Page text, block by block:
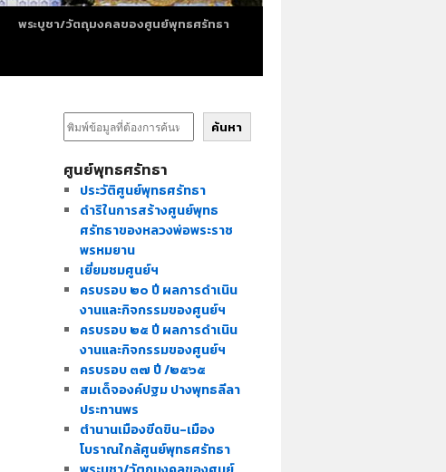
พระบูชา/วัตถุมงคลของศูนย์พุทธศรัทธา
ค้นหา
ศูนย์พุทธศรัทธา
ประวัติศูนย์พุทธศรัทธา
ดำริในการสร้างศูนย์พุทธ
ศรัทธาของหลวงพ่อพระราช
พรหมยาน
เยี่ยมชมศูนย์ฯ
ครบรอบ ๒๐ ปี ผลการดำเนิน
งานและกิจกรรมของศูนย์ฯ
ครบรอบ ๒๕ ปี ผลการดำเนิน
งานและกิจกรรมของศูนย์ฯ
ครบรอบ ๓๗ ปี /๒๕๖๕
สมเด็จองค์ปฐม ปางพุทธลีลา
ประทานพร
ตำนานเมืองขีดขิน-เมือง
โบราณใกล้ศูนย์พุทธศรัทธา